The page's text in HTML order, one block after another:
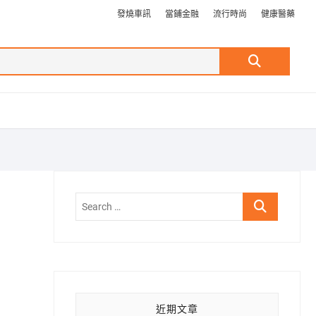
發燒車訊 當鋪金融 流行時尚 健康醫藥
Search
Search
近期文章